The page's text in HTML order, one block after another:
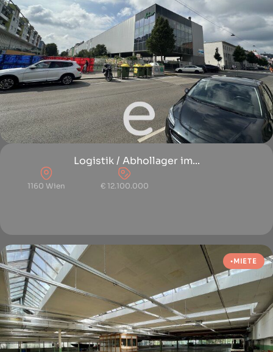
Logistik / Abhollager im...
1160 Wien € 12.100.000
MIETE